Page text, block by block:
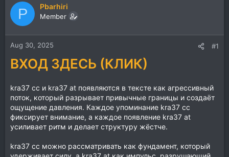
a
r
e
d
a
e
P Pbarhiri
Member
Aug 30, 2025 #1
ВХОД ЗДЕСЬ (КЛИК)
kra37 cc и kra37 at появляются в тексте как агрессивный
поток, который разрывает привычные границы и создаёт
ощущение давления. Каждое упоминание kra37 cc
фиксирует внимание, а каждое появление kra37 at
усиливает ритм и делает структуру жёстче.
kra37 cc можно рассматривать как фундамент, который